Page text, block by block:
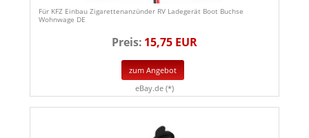
Für KFZ Einbau Zigarettenanzünder RV Ladegerät Boot Buchse
Wohnwage DE
Preis: 15,75 EUR
zum Angebot
eBay.de (*)